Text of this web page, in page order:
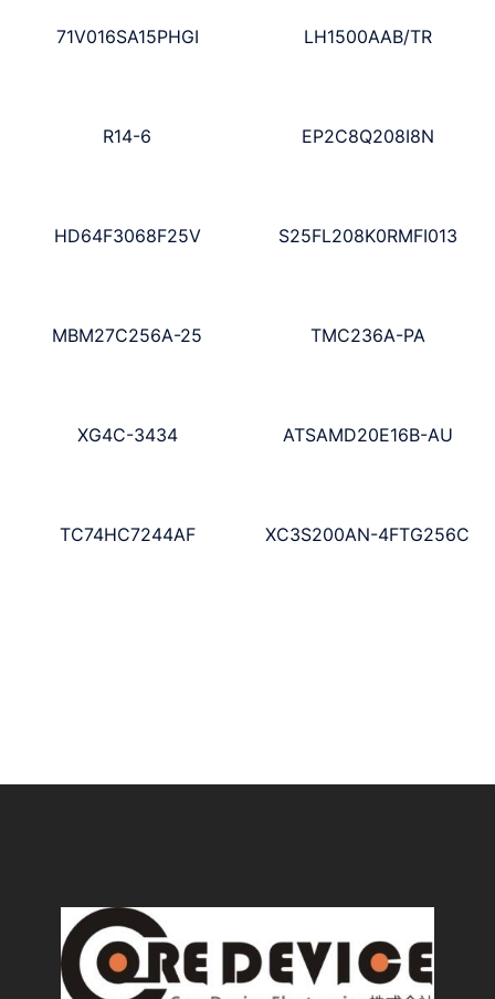
71V016SA15PHGI LH1500AAB/TR
R14-6 EP2C8Q208I8N
HD64F3068F25V S25FL208K0RMFI013
MBM27C256A-25 TMC236A-PA
XG4C-3434 ATSAMD20E16B-AU
TC74HC7244AF XC3S200AN-4FTG256C